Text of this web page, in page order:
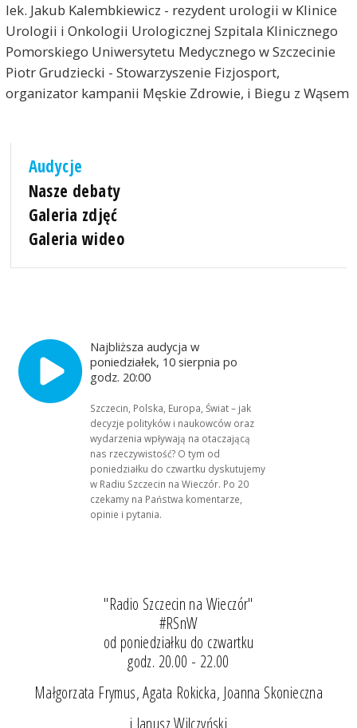
lek. Jakub Kalembkiewicz - rezydent urologii w Klinice
Urologii i Onkologii Urologicznej Szpitala Klinicznego
Pomorskiego Uniwersytetu Medycznego w Szczecinie
Piotr Grudziecki - Stowarzyszenie Fizjosport,
organizator kampanii Męskie Zdrowie, i Biegu z Wąsem
Audycje
Nasze debaty
Galeria zdjęć
Galeria wideo
Najbliższa audycja w
poniedziałek, 10 sierpnia po
godz. 20:00
Szczecin, Polska, Europa, Świat – jak
decyzje polityków i naukowców oraz
wydarzenia wpływają na otaczającą
nas rzeczywistość? O tym od
poniedziałku do czwartku dyskutujemy
w Radiu Szczecin na Wieczór. Po 20
czekamy na Państwa komentarze,
opinie i pytania.
"Radio Szczecin na Wieczór"
#RSnW
od poniedziałku do czwartku
godz. 20.00 - 22.00
Małgorzata Frymus, Agata Rokicka, Joanna Skonieczna